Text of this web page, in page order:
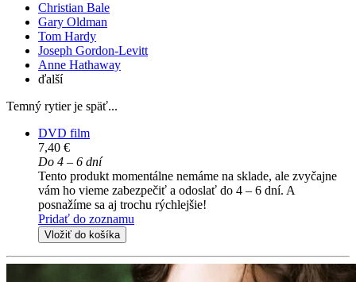
Christian Bale
Gary Oldman
Tom Hardy
Joseph Gordon-Levitt
Anne Hathaway
ďalší
Temný rytier je späť...
DVD film
7,40 €
Do 4 – 6 dní
Tento produkt momentálne nemáme na sklade, ale zvyčajne
vám ho vieme zabezpečiť a odoslať do 4 – 6 dní. A
posnažíme sa aj trochu rýchlejšie!
Pridať do zoznamu
Vložiť do košíka